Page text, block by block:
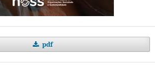
pdf